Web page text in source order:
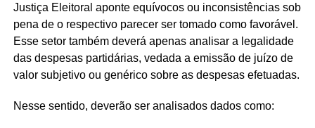
Justiça Eleitoral aponte equívocos ou inconsistências sob
pena de o respectivo parecer ser tomado como favorável.
Esse setor também deverá apenas analisar a legalidade
das despesas partidárias, vedada a emissão de juízo de
valor subjetivo ou genérico sobre as despesas efetuadas.
Nesse sentido, deverão ser analisados dados como: